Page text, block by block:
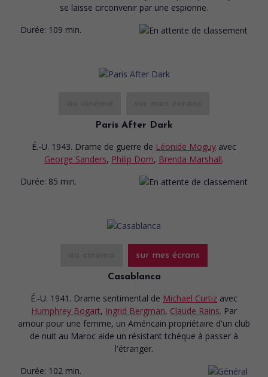
se laisse circonvenir par une espionne.
Durée: 109 min.
Paris After Dark
É.-U. 1943. Drame de guerre de Léonide Moguy avec
George Sanders, Philip Dorn, Brenda Marshall.
Durée: 85 min.
sur mes écrans
Casablanca
É.-U. 1941. Drame sentimental de Michael Curtiz avec
Humphrey Bogart, Ingrid Bergman, Claude Rains. Par
amour pour une femme, un Américain propriétaire d'un club
de nuit au Maroc aide un résistant tchèque à passer à
l'étranger.
Durée: 102 min.